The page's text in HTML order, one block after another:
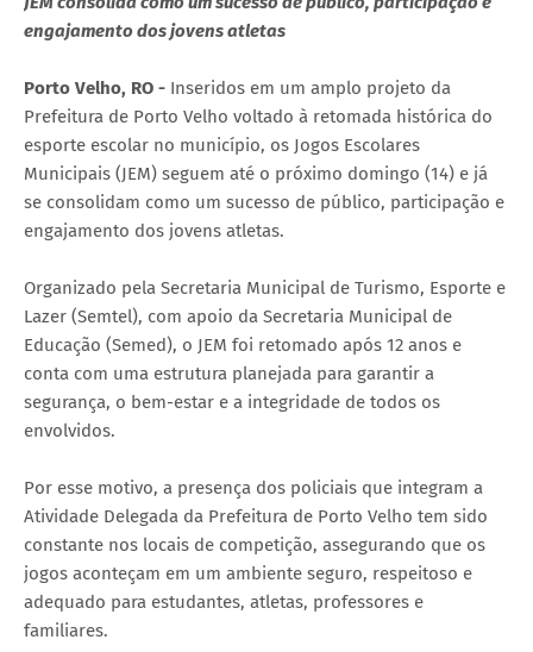
engajamento dos jovens atletas
Porto Velho, RO - Inseridos em um amplo projeto da
Prefeitura de Porto Velho voltado à retomada histórica do
esporte escolar no município, os Jogos Escolares
Municipais (JEM) seguem até o próximo domingo (14) e já
se consolidam como um sucesso de público, participação e
engajamento dos jovens atletas.
Organizado pela Secretaria Municipal de Turismo, Esporte e
Lazer (Semtel), com apoio da Secretaria Municipal de
Educação (Semed), o JEM foi retomado após 12 anos e
conta com uma estrutura planejada para garantir a
segurança, o bem-estar e a integridade de todos os
envolvidos.
Por esse motivo, a presença dos policiais que integram a
Atividade Delegada da Prefeitura de Porto Velho tem sido
constante nos locais de competição, assegurando que os
jogos aconteçam em um ambiente seguro, respeitoso e
adequado para estudantes, atletas, professores e
familiares.